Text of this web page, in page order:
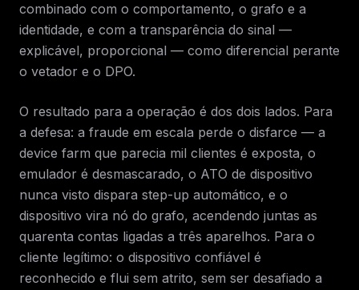
combinado com o comportamento, o grafo e a
identidade, e com a transparência do sinal —
explicável, proporcional — como diferencial perante
o vetador e o DPO.
O resultado para a operação é dos dois lados. Para
a defesa: a fraude em escala perde o disfarce — a
device farm que parecia mil clientes é exposta, o
emulador é desmascarado, o ATO de dispositivo
nunca visto dispara step-up automático, e o
dispositivo vira nó do grafo, acendendo juntas as
quarenta contas ligadas a três aparelhos. Para o
cliente legítimo: o dispositivo confiável é
reconhecido e flui sem atrito, sem ser desafiado a